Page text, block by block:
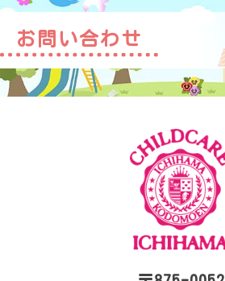
お問い合わせ